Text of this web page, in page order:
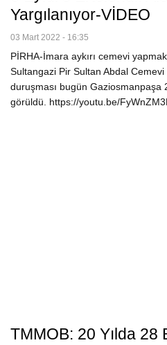
Yargılanıyor-VİDEO
03 Mart 2022 - 16:35
PİRHA-İmara aykırı cemevi
Sultangazi Pir Sultan Abdal Cemevi
duruşması bugün Gaziosmanpaşa
görüldü. https://youtu.be/
TMMOB: 20 Yılda 28